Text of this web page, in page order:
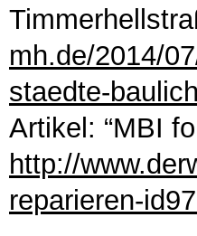
mh.de/2014/
staedte-
Artikel: “MBI
http://
reparieren-